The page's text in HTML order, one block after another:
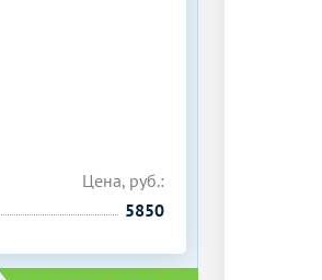
Цена, руб.:
5850